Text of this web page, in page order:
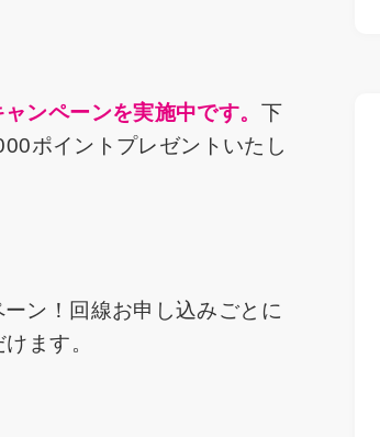
ンペーンを実施中です。 下
ポイントプレゼントいたし
ン！回線お申し込みごとに
ます。